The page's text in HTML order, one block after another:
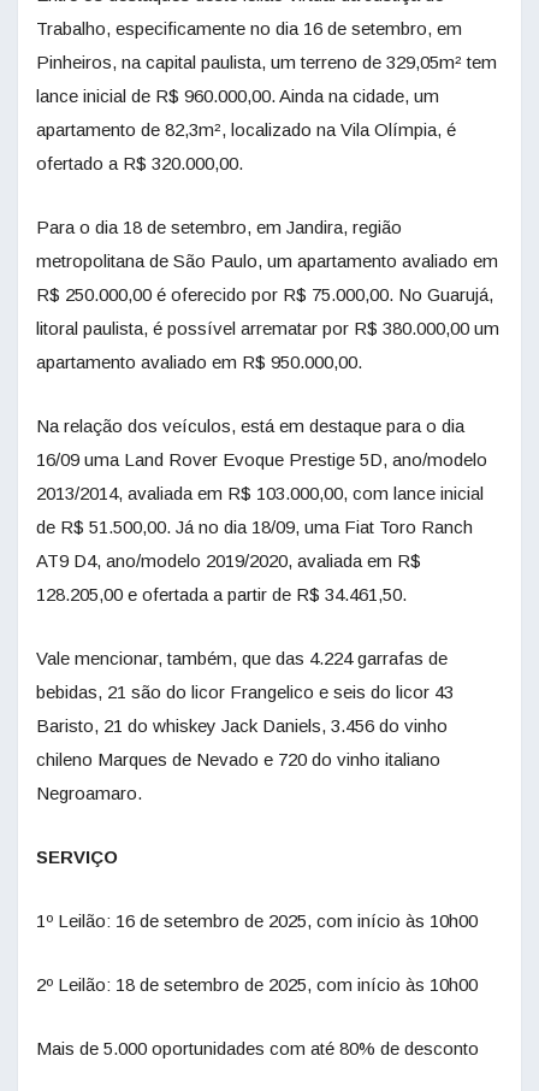
Trabalho, especificamente no dia 16 de setembro, em
Pinheiros, na capital paulista, um terreno de 329,05m² tem
lance inicial de R$ 960.000,00. Ainda na cidade, um
apartamento de 82,3m², localizado na Vila Olímpia, é
ofertado a R$ 320.000,00.
Para o dia 18 de setembro, em Jandira, região
metropolitana de São Paulo, um apartamento avaliado em
R$ 250.000,00 é oferecido por R$ 75.000,00. No Guarujá,
litoral paulista, é possível arrematar por R$ 380.000,00 um
apartamento avaliado em R$ 950.000,00.
Na relação dos veículos, está em destaque para o dia
16/09 uma Land Rover Evoque Prestige 5D, ano/modelo
2013/2014, avaliada em R$ 103.000,00, com lance inicial
de R$ 51.500,00. Já no dia 18/09, uma Fiat Toro Ranch
AT9 D4, ano/modelo 2019/2020, avaliada em R$
128.205,00 e ofertada a partir de R$ 34.461,50.
Vale mencionar, também, que das 4.224 garrafas de
bebidas, 21 são do licor Frangelico e seis do licor 43
Baristo, 21 do whiskey Jack Daniels, 3.456 do vinho
chileno Marques de Nevado e 720 do vinho italiano
Negroamaro.
SERVIÇO
1º Leilão: 16 de setembro de 2025, com início às 10h00
2º Leilão: 18 de setembro de 2025, com início às 10h00
Mais de 5.000 oportunidades com até 80% de desconto